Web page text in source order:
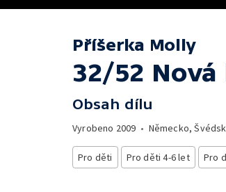
Příšerka Molly
32/52 Nová
Obsah dílu
Vyrobeno 2009 • Německo,
Pro děti Pro děti 4-6 let Pro